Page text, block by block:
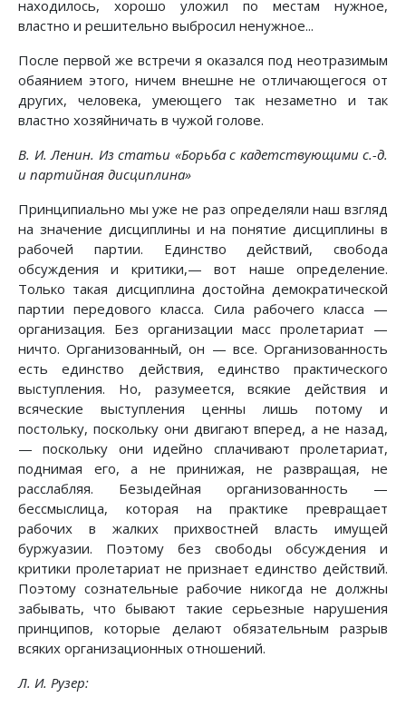
находилось, хорошо уложил по местам нужное,
властно и решительно выбросил ненужное...
После первой же встречи я оказался под неотразимым
обаянием этого, ничем внешне не отличающегося от
других, человека, умеющего так незаметно и так
властно хозяйничать в чужой голове.
В. И. Ленин. Из статьи «Борьба с кадетствующими с.-д.
и партийная дисциплина»
Принципиально мы уже не раз определяли наш взгляд
на значение дисциплины и на понятие дисциплины в
рабочей партии. Единство действий, свобода
обсуждения и критики,— вот наше определение.
Только такая дисциплина достойна демократической
партии передового класса. Сила рабочего класса —
организация. Без организации масс пролетариат —
ничто. Организованный, он — все. Организованность
есть единство действия, единство практического
выступления. Но, разумеется, всякие действия и
всяческие выступления ценны лишь потому и
постольку, поскольку они двигают вперед, а не назад,
— поскольку они идейно сплачивают пролетариат,
поднимая его, а не принижая, не развращая, не
расслабляя. Безыдейная организованность —
бессмыслица, которая на практике превращает
рабочих в жалких прихвостней власть имущей
буржуазии. Поэтому без свободы обсуждения и
критики пролетариат не признает единство действий.
Поэтому сознательные рабочие никогда не должны
забывать, что бывают такие серьезные нарушения
принципов, которые делают обязательным разрыв
всяких организационных отношений.
Л. И. Рузер: